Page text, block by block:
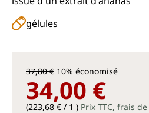
gélules
37,80 € 10% économisé
34,00 €
(223,68 € / 1 ) Prix TTC, frais